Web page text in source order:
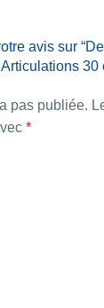
avis sur
30
pas publiée.
*